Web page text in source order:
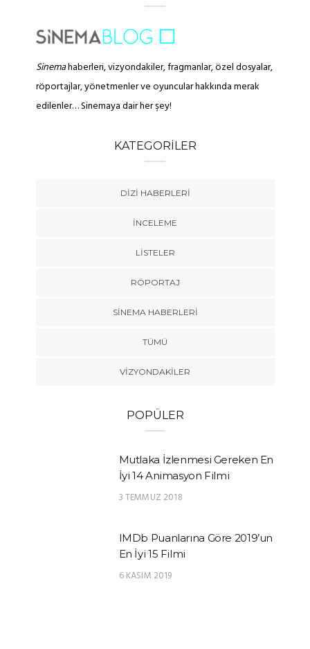
Sinemahaberleri, vizyondakiler, fragmanlar, özel dosyalar,
röportajlar, yönetmenler ve oyuncular hakkında merak
edilenler… Sinemaya dair her şey!
KATEGORILER
DIZI HABERLERI
İNCELEME
LISTELER
RÖPORTAJ
SINEMA HABERLERI
TÜMÜ
VIZYONDAKILER
POPÜLER
Mutlaka İzlenmesi Gereken En
İyi 14 Animasyon Filmi
3 TEMMUZ 2018
IMDb Puanlarına Göre 2019’un
En İyi 15 Filmi
6 KASIM 2019